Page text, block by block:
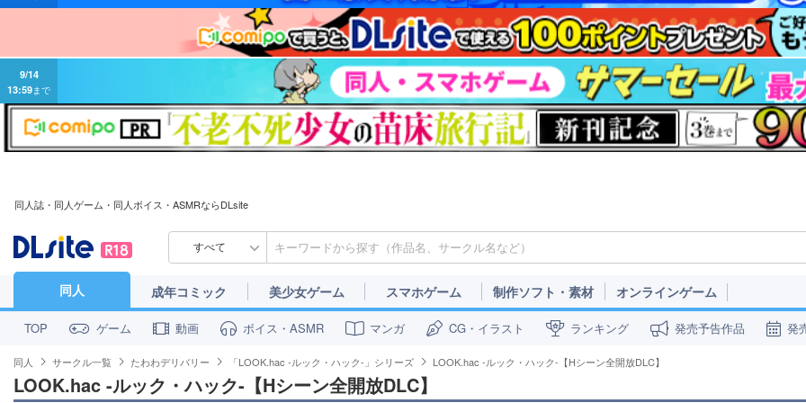
13:59まで
同人誌・同人ゲーム・同人ボイス・ASMRならDLsite
すべて
同人 成年コミック 美少女ゲーム スマホゲーム 制作ソフト・素材 オンラインゲーム
TOP ゲーム 動画 ボイス・ASMR マンガ CG・イラスト ランキング 発売予告作品 発
同人 サークル一覧 たわわデリバリー 「LOOK.hac -ルック・ハック-」シリーズ LOOK.hac -ルック・ハック-【Hシーン全開放DLC】
LOOK.hac -ルック・ハック-【Hシーン全開放DLC】